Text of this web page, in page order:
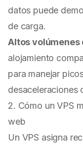
datos puede
de carga.
Altos
alojamiento
para manejar
desaceleraciones
2. Cómo un VPS
web
Un VPS asigna